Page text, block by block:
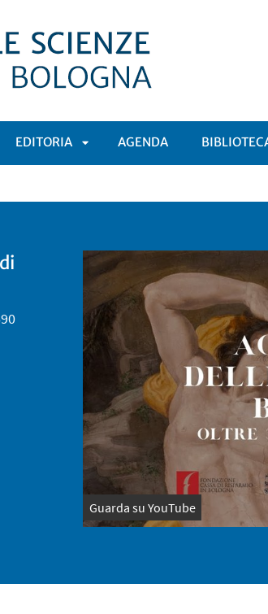
EDITORIA AGENDA
Guarda su YouTube